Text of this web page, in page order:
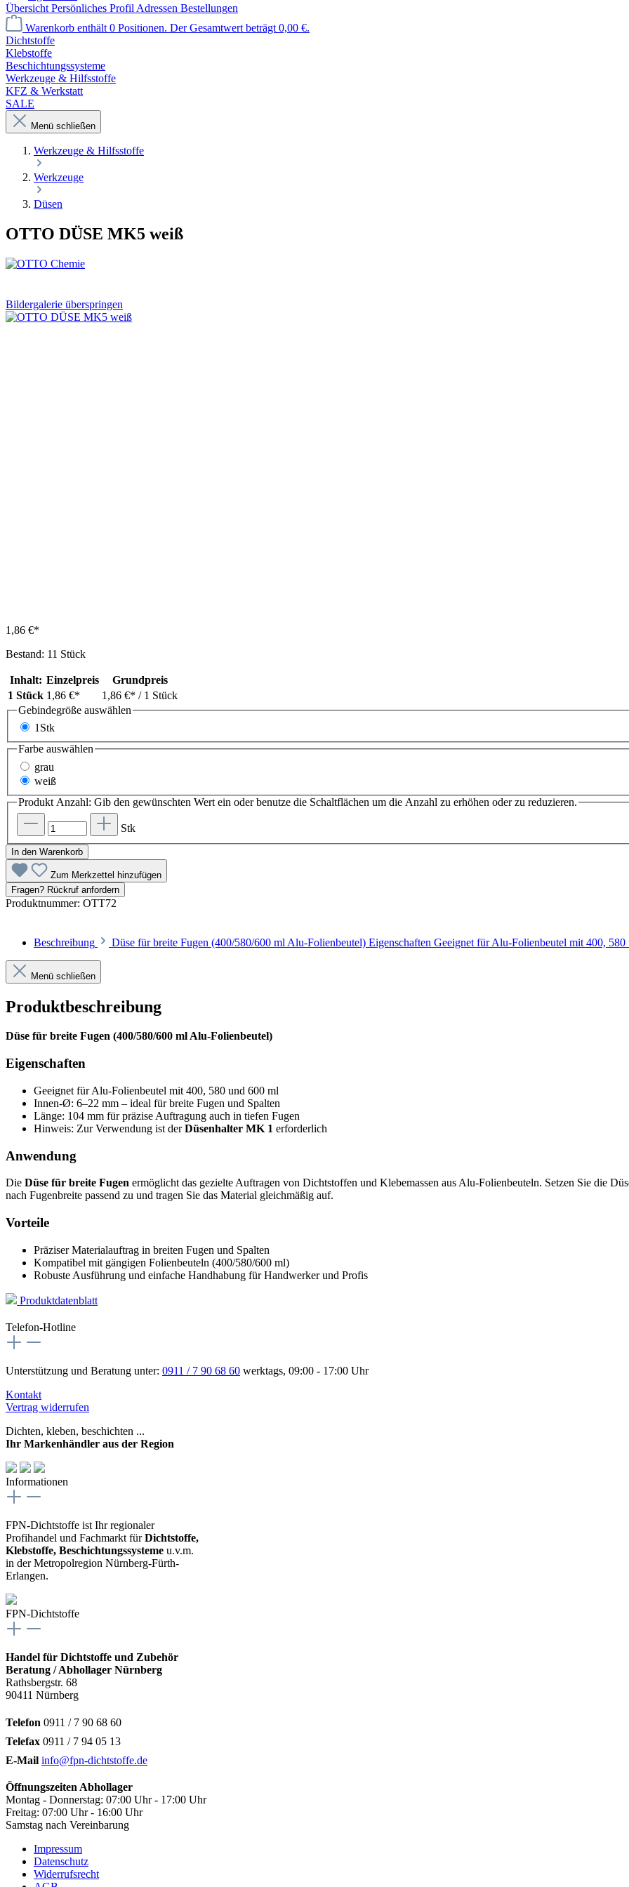
Übersicht Persönliches Profil Adressen Bestellungen
Warenkorb enthält 0 Positionen. Der Gesamtwert beträgt 0,00 €.
Dichtstoffe
Klebstoffe
Beschichtungssysteme
Werkzeuge & Hilfsstoffe
KFZ & Werkstatt
SALE
Menü schließen
Werkzeuge & Hilfsstoffe
Werkzeuge
Düsen
OTTO DÜSE MK5 weiß
Bildergalerie überspringen
1,86 €*
Bestand: 11 Stück
Inhalt: Einzelpreis
Grundpreis
1 Stück 1,86 €* 1,86 €* / 1 Stück
Gebindegröße auswählen
1Stk
Farbe auswählen
grau
weiß
Produkt Anzahl: Gib den gewünschten Wert ein oder benutze die Schaltflächen um die Anzahl zu erhöhen oder zu reduzieren.
Stk
In den Warenkorb
Zum Merkzettel hinzufügen
Fragen? Rückruf anfordern
Produktnummer: OTT72
Beschreibung Düse für breite Fugen (400/580/600 ml Alu-Folienbeutel) Eigenschaften Geeignet für Alu-Folienbeutel mit 400,
Menü schließen
Produktbeschreibung
Düse für breite Fugen (400/580/600 ml Alu-Folienbeutel)
Eigenschaften
Geeignet für Alu-Folienbeutel mit 400, 580 und 600 ml
Innen-Ø: 6–22 mm – ideal für breite Fugen und Spalten
Länge: 104 mm für präzise Auftragung auch in tiefen Fugen
Hinweis: Zur Verwendung ist derDüsenhalter MK 1 erforderlich
Anwendung
Die Düse für breite Fugen ermöglicht das gezielte Auftragen von Dichtstoffen und Klebemassen aus Alu-Folienbeuteln. Setzen Sie die
nach Fugenbreite passend zu und tragen Sie das Material gleichmäßig auf.
Vorteile
Präziser Materialauftrag in breiten Fugen und Spalten
Kompatibel mit gängigen Folienbeuteln (400/580/600 ml)
Robuste Ausführung und einfache Handhabung für Handwerker und Profis
Produktdatenblatt
Telefon-Hotline
Unterstützung und Beratung unter: 0911 / 7 90 68 60 werktags, 09:00 - 17:00 Uhr
Kontakt
Vertrag widerrufen
Dichten, kleben, beschichten ...
Ihr Markenhändler aus der Region
Informationen
FPN-Dichtstoffe ist Ihr regionaler
Profihandel und Fachmarkt fürDichtstoffe,
Klebstoffe, Beschichtungssysteme u.v.m.
in der Metropolregion Nürnberg-Fürth-
Erlangen.
FPN-Dichtstoffe
Handel für Dichtstoffe und Zubehör
Beratung / Abhollager Nürnberg
Rathsbergstr. 68
90411 Nürnberg
Telefon 0911 / 7 90 68 60
Telefax 0911 / 7 94 05 13
E-Mail info@fpn-dichtstoffe.de
Öffnungszeiten Abhollager
Montag - Donnerstag: 07:00 Uhr - 17:00 Uhr
Freitag: 07:00 Uhr - 16:00 Uhr
Samstag nach Vereinbarung
Impressum
Datenschutz
Widerrufsrecht